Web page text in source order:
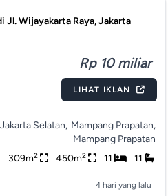
Jl. Wijayakarta Raya, Jakarta
Rp 10 miliar
LIHAT IKLAN
Jakarta Selatan, Mampang Prapatan,
Mampang Prapatan
309m2 450m2 11 11
4 hari yang lalu